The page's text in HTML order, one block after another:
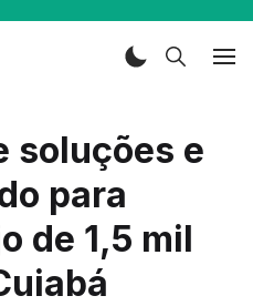
soluções e
para
de 1,5 mil